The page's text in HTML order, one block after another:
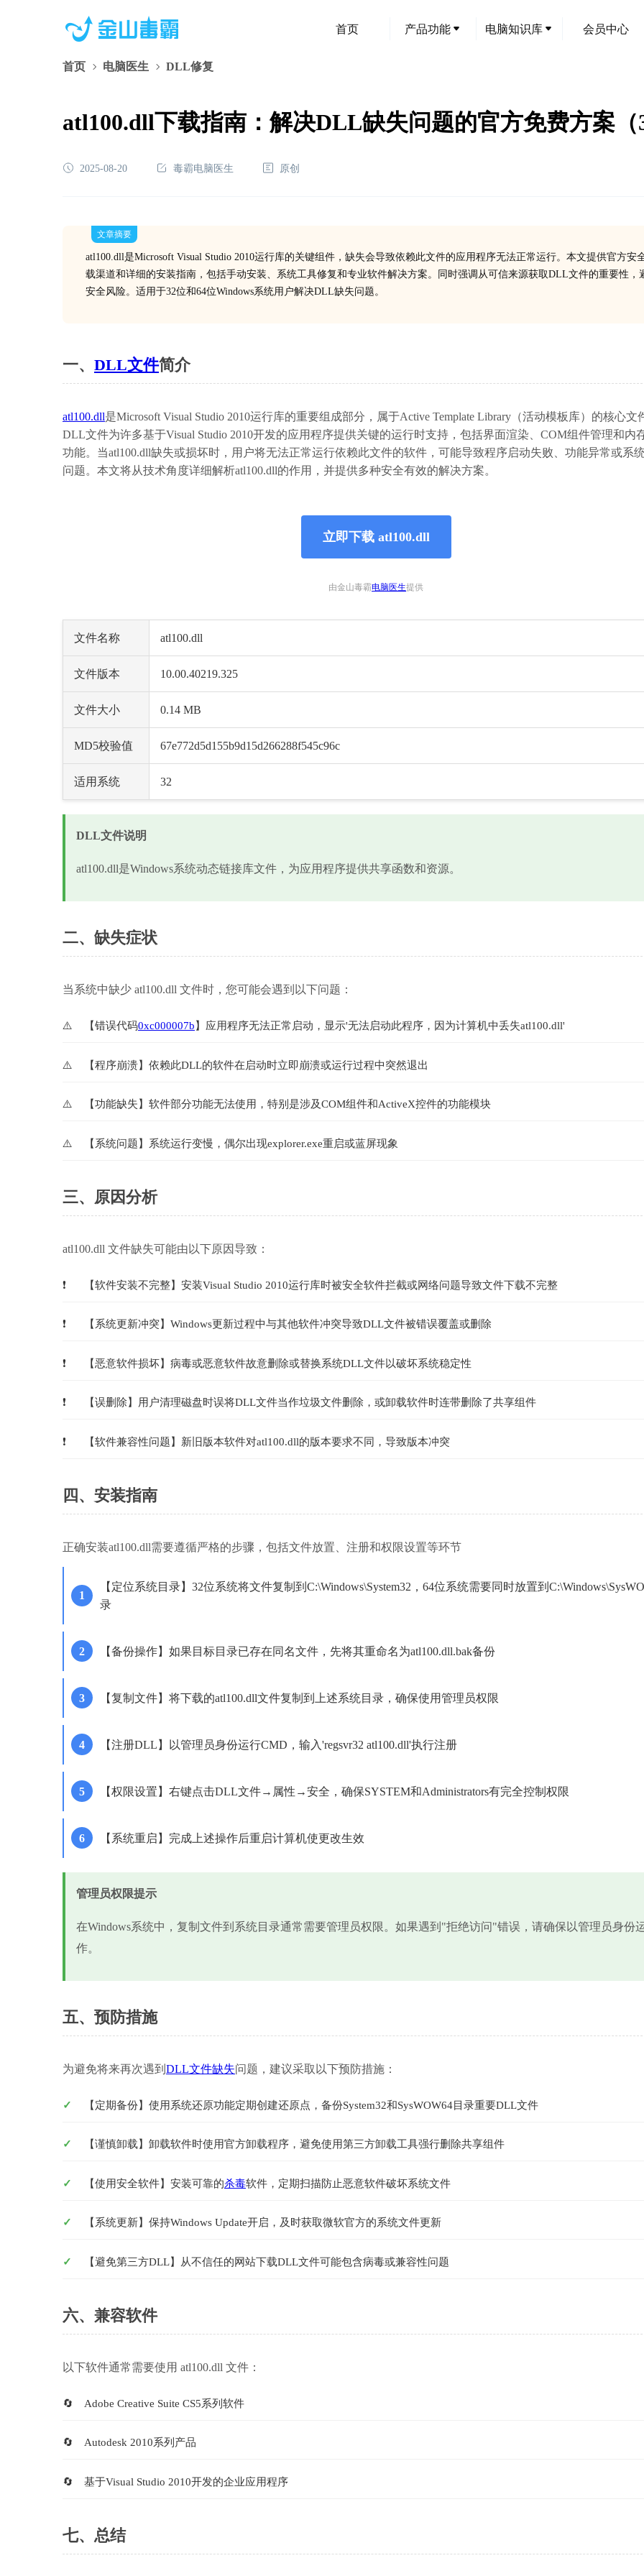
首页 产品功能 电脑知识库 会员中心
首页 电脑医生 DLL修复
atl100.dll下载指南：解决DLL缺失问题的官方免费方案（
2025-08-20 毒霸电脑医生 原创
文章摘要
atl100.dll是Microsoft Visual Studio 2010运行库的关键组件，缺失会导致依赖此文件的应用程序无法正常运行。本文提供官方安
载渠道和详细的安装指南，包括手动安装、系统工具修复和专业软件解决方案。同时强调从可信来源获取DLL文件的重要性，
安全风险。适用于32位和64位Windows系统用户解决DLL缺失问题。
一、 DLL文件简介
atl100.dll是Microsoft Visual Studio 2010运行库的重要组成部分，属于Active Template Library（活动模板库）的核心文
DLL文件为许多基于Visual Studio 2010开发的应用程序提供关键的运行时支持，包括界面渲染、COM组件管理和内
功能。当atl100.dll缺失或损坏时，用户将无法正常运行依赖此文件的软件，可能导致程序启动失败、功能异常或系
问题。本文将从技术角度详细解析atl100.dll的作用，并提供多种安全有效的解决方案。
立即下载 atl100.dll
由金山毒霸电脑医生提供
文件名称 atl100.dll
文件版本 10.00.40219.325
文件大小 0.14 MB
MD5校验值 67e772d5d155b9d15d266288f545c96c
适用系统 32
DLL文件说明
atl100.dll是Windows系统动态链接库文件，为应用程序提供共享函数和资源。
二、缺失症状
当系统中缺少 atl100.dll 文件时，您可能会遇到以下问题：
【错误代码0xc000007b 】应用程序无法正常启动，显示'无法启动此程序，因为计算机中丢失atl100.dll'
【程序崩溃】依赖此DLL的软件在启动时立即崩溃或运行过程中突然退出
【功能缺失】软件部分功能无法使用，特别是涉及COM组件和ActiveX控件的功能模块
【系统问题】系统运行变慢，偶尔出现explorer.exe重启或蓝屏现象
三、原因分析
atl100.dll 文件缺失可能由以下原因导致：
【软件安装不完整】安装Visual Studio 2010运行库时被安全软件拦截或网络问题导致文件下载不完整
【系统更新冲突】Windows更新过程中与其他软件冲突导致DLL文件被错误覆盖或删除
【恶意软件损坏】病毒或恶意软件故意删除或替换系统DLL文件以破坏系统稳定性
【误删除】用户清理磁盘时误将DLL文件当作垃圾文件删除，或卸载软件时连带删除了共享组件
【软件兼容性问题】新旧版本软件对atl100.dll的版本要求不同，导致版本冲突
四、安装指南
正确安装atl100.dll需要遵循严格的步骤，包括文件放置、注册和权限设置等环节
【定位系统目录】32位系统将文件复制到C:\Windows\System32，64位系统需要同时放置到
录
【备份操作】如果目标目录已存在同名文件，先将其重命名为atl100.dll.bak备份
【复制文件】将下载的atl100.dll文件复制到上述系统目录，确保使用管理员权限
【注册DLL】以管理员身份运行CMD，输入'regsvr32 atl100.dll'执行注册
【权限设置】右键点击DLL文件→属性→安全，确保SYSTEM和Administrators有完全控制权限
【系统重启】完成上述操作后重启计算机使更改生效
管理员权限提示
在Windows系统中，复制文件到系统目录通常需要管理员权限。如果遇到"拒绝访问"错误，请确保以管理员身份
作。
五、预防措施
为避免将来再次遇到 DLL文件缺失问题，建议采取以下预防措施：
【定期备份】使用系统还原功能定期创建还原点，备份System32和SysWOW64目录重要DLL文件
【谨慎卸载】卸载软件时使用官方卸载程序，避免使用第三方卸载工具强行删除共享组件
【使用安全软件】安装可靠的杀毒软件，定期扫描防止恶意软件破坏系统文件
【系统更新】保持Windows Update开启，及时获取微软官方的系统文件更新
【避免第三方DLL】从不信任的网站下载DLL文件可能包含病毒或兼容性问题
六、兼容软件
以下软件通常需要使用 atl100.dll 文件：
Adobe Creative Suite CS5系列软件
Autodesk 2010系列产品
基于Visual Studio 2010开发的企业应用程序
七、总结